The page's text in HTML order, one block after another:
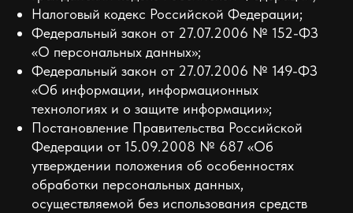
Налоговый кодекс Российской Федерации;
Федеральный закон от 27.07.2006 № 152-ФЗ
«О персональных данных»;
Федеральный закон от 27.07.2006 № 149-ФЗ
«Об информации, информационных
технологиях и о защите информации»;
Постановление Правительства Российской
Федерации от 15.09.2008 № 687 «Об
утверждении положения об особенностях
обработки персональных данных,
осуществляемой без использования средств